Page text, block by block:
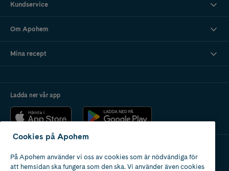
Kundservice
Om Apohem
Mina recept
Ladda ner vår app
Apotek med tillstånd
av Läkemedelsverket
Cookies på Apohem
På Apohem använder vi oss av cookies som är nödvändiga för
att hemsidan ska fungera som den ska. Vi använder även cookies